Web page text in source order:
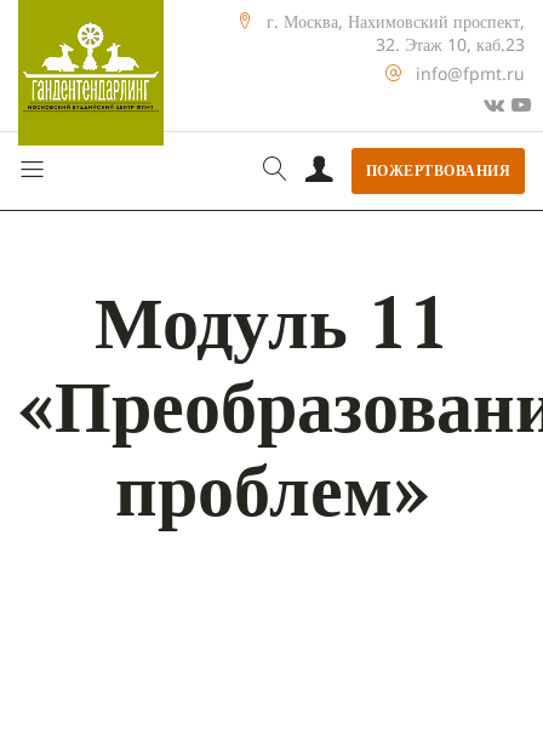
г. Москва, Нахимовский проспект,
32. Этаж 10, каб.23
info@fpmt.ru
ПОЖЕРТВОВАНИЯ
Модуль 11
проблем»